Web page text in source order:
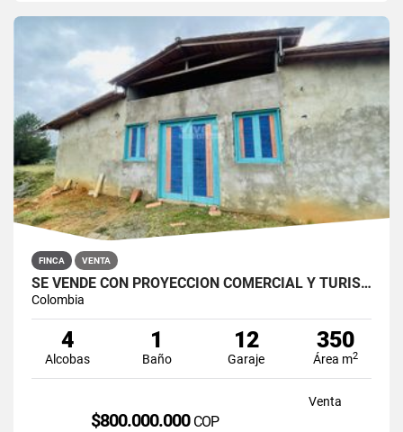
FINCA VENTA
SE VENDE CON PROYECCIÓN COMERCIAL Y TURÍSTICA EN SANTO DOMINGO, ANT
Colombia
4
Alcobas
1
Baño
12
Garaje
350
Área m2
Venta
$800.000.000 COP